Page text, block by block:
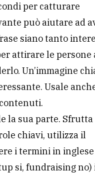
per catturare
può aiutare ad
siano tanto
attirare le persone
Un’immagine
Usale
la sua parte. Sfrutta
chiavi, utilizza il
i termini in
si, fundraising no)